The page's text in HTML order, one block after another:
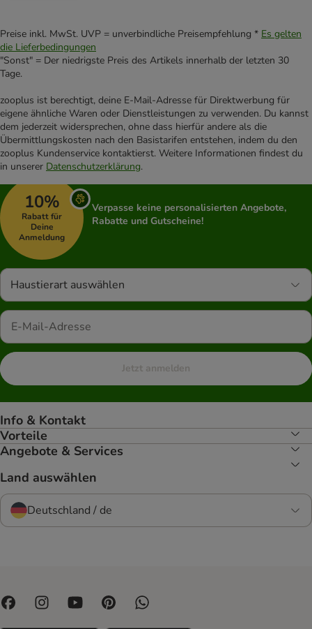
Preise inkl. MwSt. UVP = unverbindliche Preisempfehlung * Es gelten
die Lieferbedingungen
"Sonst" = Der niedrigste Preis des Artikels innerhalb der letzten 30
Tage.
zooplus ist berechtigt, deine E-Mail-Adresse für Direktwerbung für
eigene ähnliche Waren oder Dienstleistungen zu verwenden. Du kannst
dem jederzeit widersprechen, ohne dass hierfür andere als die
Übermittlungskosten nach den Basistarifen entstehen, indem du den
zooplus Kundenservice kontaktierst. Weitere Informationen findest du
in unserer Datenschutzerklärung.
10%
Rabatt für
Deine
Anmeldung
Verpasse keine personalisierten Angebote,
Rabatte und Gutscheine!
Haustierart auswählen
Jetzt anmelden
Info & Kontakt
Vorteile
Angebote & Services
Land auswählen
Deutschland / de